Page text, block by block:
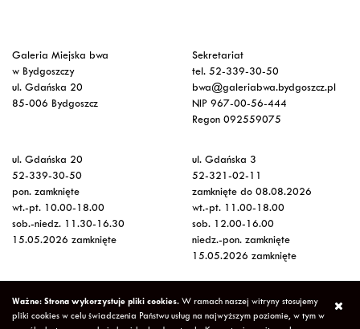
Galeria Miejska bwa
w Bydgoszczy
ul. Gdańska 20
85-006 Bydgoszcz
Sekretariat
tel. 52-339-30-50
bwa@galeriabwa.bydgoszcz.pl
NIP 967-00-56-444
Regon 092559075
ul. Gdańska 20
52-339-30-50
pon. zamknięte
wt.-pt. 10.00-18.00
sob.-niedz. 11.30-16.30
15.05.2026 zamknięte
ul. Gdańska 3
52-321-02-11
zamknięte do 08.08.2026
wt.-pt. 11.00-18.00
sob. 12.00-16.00
niedz.-pon. zamknięte
15.05.2026 zamknięte
Wstęp na wystawy
bezpłatny
Ważne: Strona wykorzystuje pliki cookies. W ramach naszej witryny stosujemy
pliki cookies w celu świadczenia Państwu usług na najwyższym poziomie, w tym w